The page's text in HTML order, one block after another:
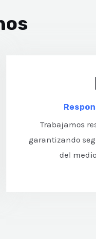
Trabajamos
garantizando
del